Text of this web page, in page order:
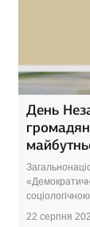
День
22 серпня